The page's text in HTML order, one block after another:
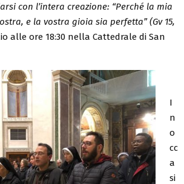
con l’intera creazione: “Perché la mia
e la vostra gioia sia perfetta” (Gv 15,
alle ore 18:30 nella Cattedrale di San
I
n
o
cc
a
si